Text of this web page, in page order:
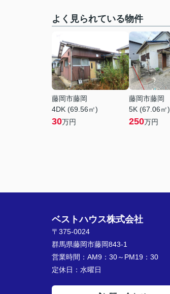
よく見られている物件
藤岡市藤岡
4DK (69.56㎡)
30万円
藤岡市藤岡
5K (67.06㎡)
250万円
ベストハウス株式会社
〒375-0024
群馬県藤岡市藤岡843-1
営業時間： AM9：30～PM19：30
定休日： 水曜日